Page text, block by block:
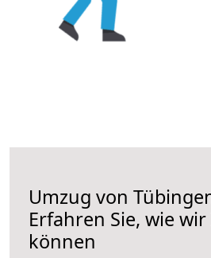
Umzug von
Erfahren Sie, wie
können